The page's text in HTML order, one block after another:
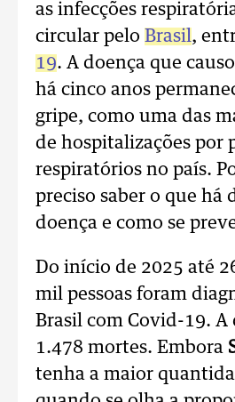
as infecções
circular pelo Brasil,
19. A doença que
há cinco anos
gripe, como uma das
de hospitalizações por
respiratórios no país.
preciso saber o que há
doença e como se
Do início de 2025 até
mil pessoas foram
Brasil com Covid-19. A
1.478 mortes. Embora
tenha a maior